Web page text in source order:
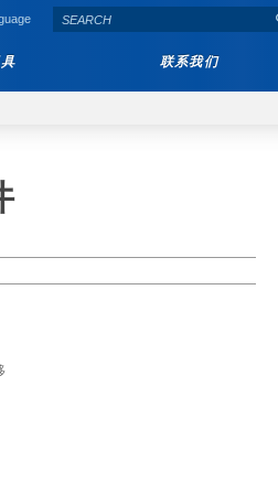
联系我们